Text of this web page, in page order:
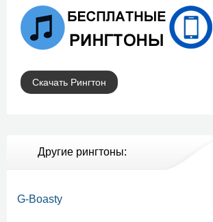
Скачать Рингтон
Другие рингтоны:
G-Boasty